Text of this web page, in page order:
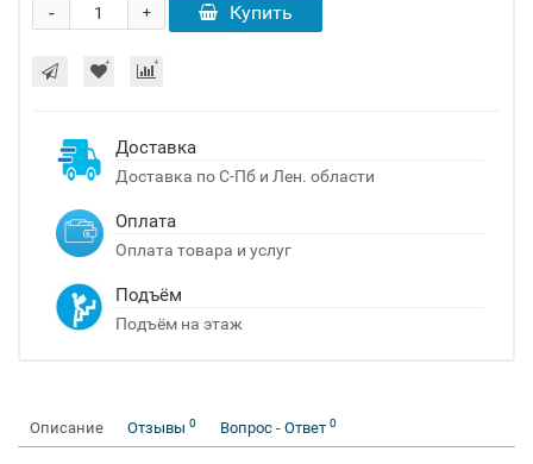
+
- Купить
Доставка
Доставка по С-Пб и Лен. области
Оплата
Оплата товара и услуг
Подъём
Подъём на этаж
Описание Отзывы 0 Вопрос - Ответ 0